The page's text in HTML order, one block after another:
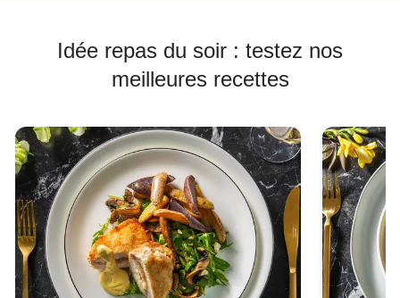
Idée repas du soir : testez nos
meilleures recettes